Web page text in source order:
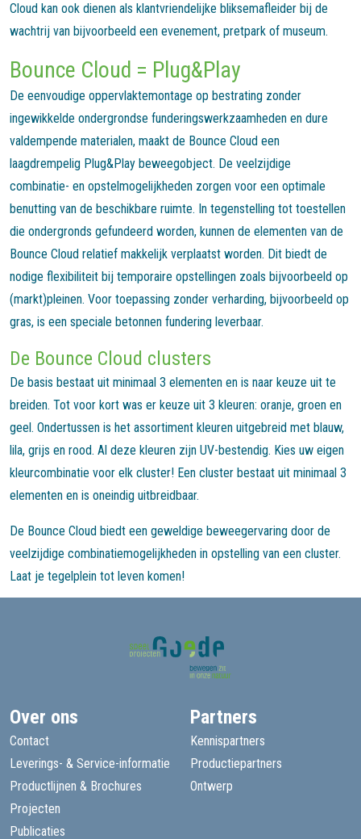
Cloud kan ook dienen als klantvriendelijke bliksemafleider bij de
wachtrij van bijvoorbeeld een evenement, pretpark of museum.
Bounce Cloud = Plug&Play
De eenvoudige oppervlaktemontage op bestrating zonder
ingewikkelde ondergrondse funderingswerkzaamheden en dure
valdempende materialen, maakt de Bounce Cloud een
laagdrempelig Plug&Play beweegobject. De veelzijdige
combinatie- en opstelmogelijkheden zorgen voor een optimale
benutting van de beschikbare ruimte. In tegenstelling tot toestellen
die ondergronds gefundeerd worden, kunnen de elementen van de
Bounce Cloud relatief makkelijk verplaatst worden. Dit biedt de
nodige flexibiliteit bij temporaire opstellingen zoals bijvoorbeeld op
(markt)pleinen. Voor toepassing zonder verharding, bijvoorbeeld op
gras, is een speciale betonnen fundering leverbaar.
De Bounce Cloud clusters
De basis bestaat uit minimaal 3 elementen en is naar keuze uit te
breiden. Tot voor kort was er keuze uit 3 kleuren: oranje, groen en
geel. Ondertussen is het assortiment kleuren uitgebreid met blauw,
lila, grijs en rood. Al deze kleuren zijn UV-bestendig. Kies uw eigen
kleurcombinatie voor elk cluster! Een cluster bestaat uit minimaal 3
elementen en is oneindig uitbreidbaar.
De Bounce Cloud biedt een geweldige beweegervaring door de
veelzijdige combinatiemogelijkheden in opstelling van een cluster.
Laat je tegelplein tot leven komen!
Over ons
Contact
Leverings- & Service-informatie
Productlijnen & Brochures
Projecten
Publicaties
Partners
Kennispartners
Productiepartners
Ontwerp